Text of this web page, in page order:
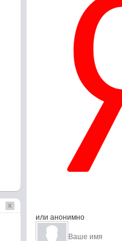
или анонимно